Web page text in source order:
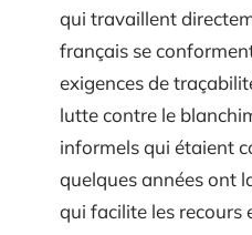
qui travaillent
français se
exigences de
lutte contre le
informels qui étaient
quelques années ont
qui facilite les recours